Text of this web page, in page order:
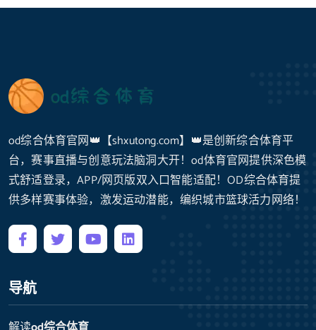
od综合体育官网👑【shxutong.com】👑是创新综合体育平
台，赛事直播与创意玩法脑洞大开！od体育官网提供深色模
式舒适登录，APP/网页版双入口智能适配！OD综合体育提
供多样赛事体验，激发运动潜能，编织城市篮球活力网络！
导航